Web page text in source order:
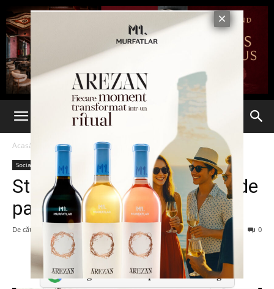
Acasă Social
Social
Startul Festudis a fost dat de
parada studenţilor
De către 15 mai 2013 0
Adaugă-ne ca sursă preferată în Google